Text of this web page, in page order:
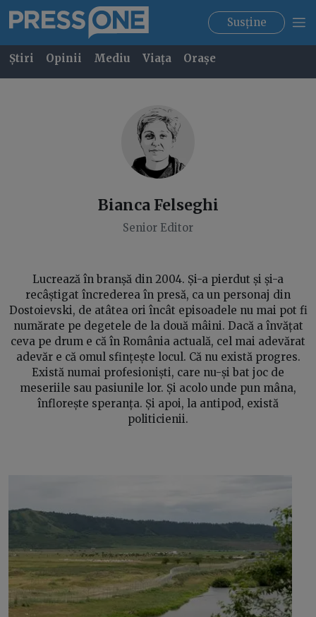
Susține
Știri Opinii Mediu Viața Orașe
Bianca Felseghi
Senior Editor
Lucrează în branșă din 2004. Și-a pierdut și și-a
recâștigat încrederea în presă, ca un personaj din
Dostoievski, de atâtea ori încât episoadele nu mai pot fi
numărate pe degetele de la două mâini. Dacă a învățat
ceva pe drum e că în România actuală, cel mai adevărat
adevăr e că omul sfințește locul. Că nu există progres.
Există numai profesioniști, care nu-și bat joc de
meseriile sau pasiunile lor. Și acolo unde pun mâna,
înflorește speranța. Și apoi, la antipod, există
politicienii.